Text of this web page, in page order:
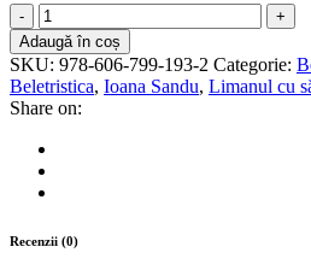
Limanul
cu
sălcii
quantity
Adaugă în coș
SKU: 978-606-799-193-2 Categorie:
Beletristica, Ioana Sandu, Limanul cu
Share on:
Recenzii (0)